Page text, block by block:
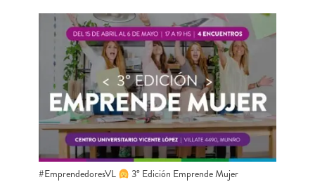
#EmprendedoresVL 3° Edición Emprende Mujer